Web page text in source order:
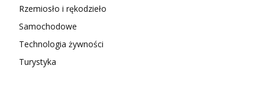
Rzemiosło i rękodzieło
Samochodowe
Technologia żywności
Turystyka